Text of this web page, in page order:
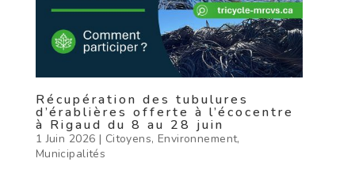
Récupération des tubulures
d’érablières offerte à l’écocentre
à Rigaud du 8 au 28 juin
1 Juin 2026 | Citoyens, Environnement,
Municipalités